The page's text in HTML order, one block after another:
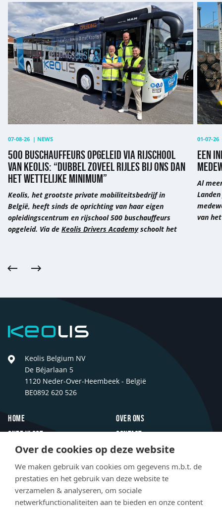
500
buschauffeurs
opgeleid
via
rijschool
van
Keolis:
“Dubbel
zoveel
rijles
bij
ons
dan
het
wettelijke
minimum”
07-08-26 | NEWS
500 BUSCHAUFFEURS OPGELEID VIA RIJSCHOOL
VAN KEOLIS: “DUBBEL ZOVEEL RIJLES BIJ ONS DAN
HET WETTELIJKE MINIMUM”
Keolis, het grootste private mobiliteitsbedrijf in
België, heeft sinds de oprichting van haar eigen
opleidingscentrum en rijschool 500 buschauffeurs
opgeleid. Via de Keolis Drivers Academyschoolt het
Een
inkijk
in
de
job
van
“Geen
enkele
dag
01-07-26
EEN
Al
van
VorigeVolgende
Keolis
Keolis Belgium NV
De Béjarlaan 5
1120 Neder-Over-Heembeek - België
BE0892 620 526
Footer
Home
Onze vloot
Inspiratie
Innovaties
Newsroom
Over ons
Contact
FAQ
Jobs
Over de cookies op deze website
We maken gebruik van cookies om gegevens m.b.t. de
prestaties en het gebruik van deze website te
verzamelen & analyseren, om sociale
netwerkfunctionaliteiten aan te bieden en onze content